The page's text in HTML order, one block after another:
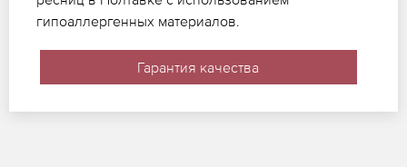
гипоаллергенных материалов.
Гарантия качества